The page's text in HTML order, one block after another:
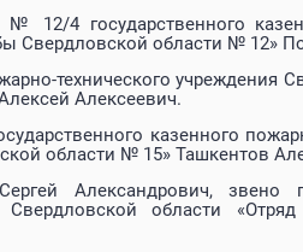
12/4 государственного
Свердловской области № 12»
технического учреждения
Алексеевич.
казенного
области № 15» Ташкентов
Александрович, звено
Свердловской области